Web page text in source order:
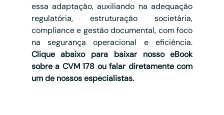
essa adaptação, auxiliando na adequação
regulatória, estruturação societária,
compliance e gestão documental, com foco
Clique abaixo para baixar nosso eBook
sobre a CVM 178 ou falar diretamente com
um de nossos especialistas.